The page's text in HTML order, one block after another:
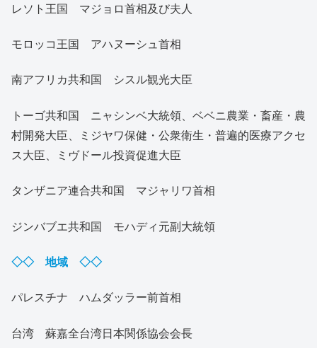
レソト王国 マジョロ首相及び夫人
モロッコ王国 アハヌーシュ首相
南アフリカ共和国 シスル観光大臣
トーゴ共和国 ニャシンベ大統領、ベベニ農業・畜産・農
村開発大臣、ミジヤワ保健・公衆衛生・普遍的医療アクセ
ス大臣、ミヴドール投資促進大臣
タンザニア連合共和国 マジャリワ首相
ジンバブエ共和国 モハディ元副大統領
◇◇ 地域 ◇◇
パレスチナ ハムダッラー前首相
台湾 蘇嘉全台湾日本関係協会会長